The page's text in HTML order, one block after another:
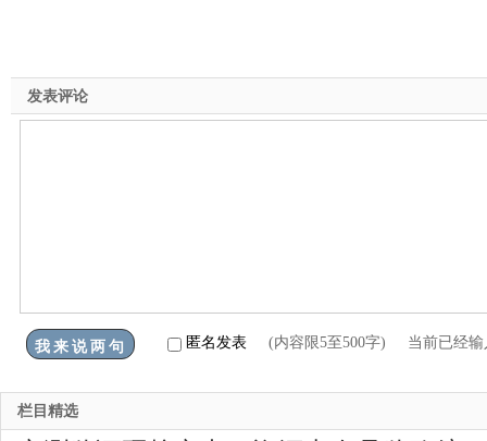
发表评论
匿名发表 (内容限5至500字) 当前已经
栏目精选